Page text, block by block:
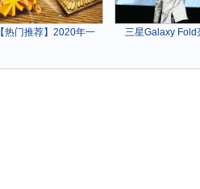
【热门推荐】2020年一 三星Galaxy Fold